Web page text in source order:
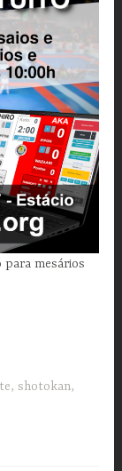
para mesários
,shotokan,